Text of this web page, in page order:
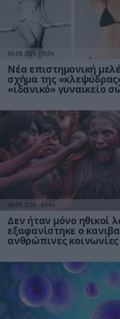
06.08.2026 15:04
Νέα επιστημονική
σχήμα της
«ιδανικό» γυναικείο
06.08.2026 09:04
Δεν ήταν μόνο ηθικοί
εξαφανίστηκε ο
ανθρώπινες κοινωνίες